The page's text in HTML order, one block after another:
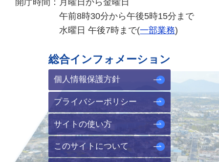
開庁時間： 月曜日から金曜日
午前8時30分から午後5時15分まで
水曜日 午後7時まで(一部業務)
総合インフォメーション
個人情報保護方針
プライバシーポリシー
サイトの使い方
このサイトについて